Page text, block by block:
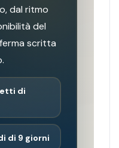
dal ritmo
del
scritta
di
di 9 giorni